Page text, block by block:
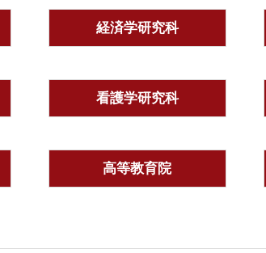
経済学研究科
看護学研究科
高等教育院